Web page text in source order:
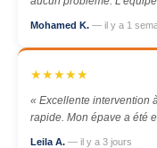
Mohamed K. — il y a 1
★★★★★
« Excellente intervention
rapide. Mon épave a été
Leila A. — il y a 3 jours